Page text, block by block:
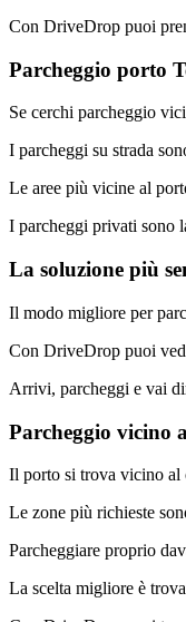
Con DriveDrop puoi
Parcheggio porto
Se cerchi parcheggio
I parcheggi su strada
Le aree più vicine al
I parcheggi privati sono
La soluzione più
Il modo migliore per
Con DriveDrop puoi
Arrivi, parcheggi e vai
Parcheggio vicino
Il porto si trova vicino al
Le zone più richieste
Parcheggiare proprio
La scelta migliore è